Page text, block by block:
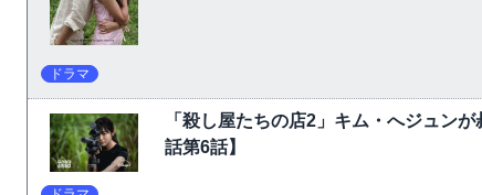
ドラマ
「殺し屋たちの店2」キム・へジュン
話第6話】